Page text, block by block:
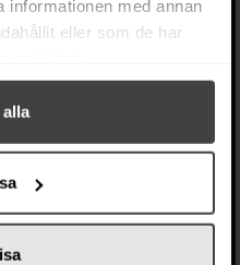
informationen med annan
eller som de har
Lyxkonserver
& Te
/